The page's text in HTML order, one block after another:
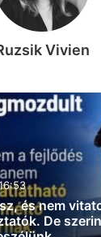
Vivien
levelet a BYD-
ezer